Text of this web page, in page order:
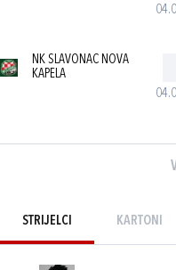
NK SLAVONAC NOVA
KAPELA
STRIJELCI KARTONI